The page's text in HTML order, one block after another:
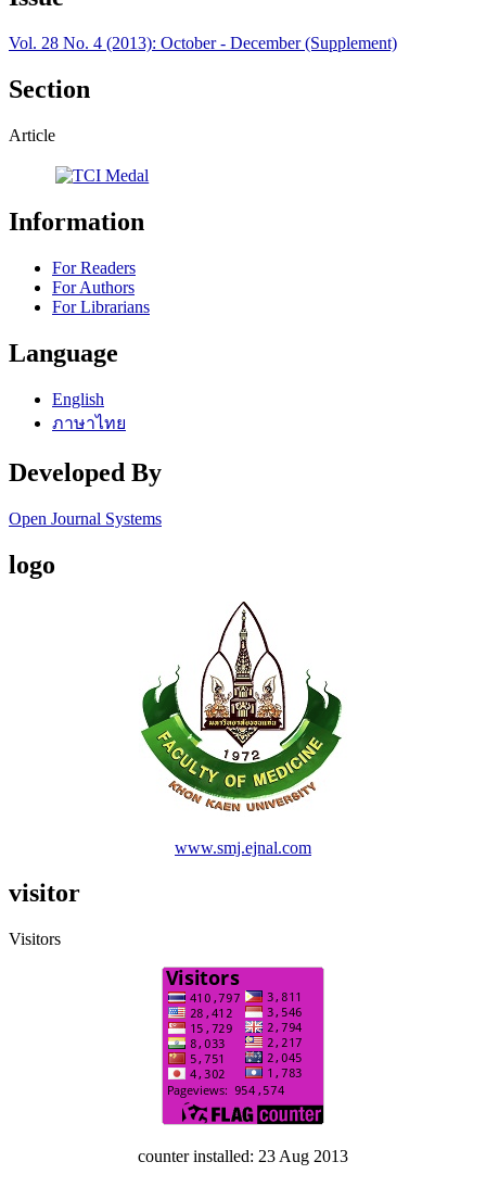
Vol. 28 No. 4 (2013): October - December (Supplement)
Section
Article
Information
For Readers
For Authors
For Librarians
Language
English
ภาษาไทย
Developed By
Open Journal Systems
logo
www.smj.ejnal.com
visitor
Visitors
counter installed: 23 Aug 2013